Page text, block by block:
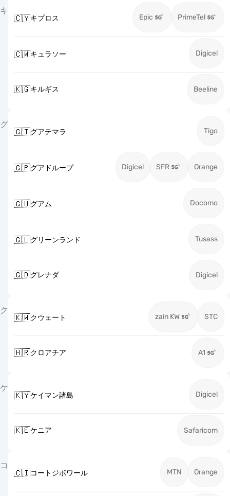
キ
🇨🇾キプロス Epic PrimeTel
🇨🇼キュラソー Digicel
🇰🇬キルギス Beeline
グ
🇬🇹グアテマラ Tigo
🇬🇵グアドループ Digicel SFR Orange
🇬🇺グアム Docomo
🇬🇱グリーンランド Tusass
🇬🇩グレナダ Digicel
ク
🇰🇼クウェート zain KW STC
🇭🇷クロアチア A1
ケ
🇰🇾ケイマン諸島 Digicel
🇰🇪ケニア Safaricom
コ
🇨🇮コートジボワール MTN Orange